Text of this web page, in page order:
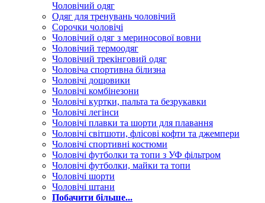
Чоловічий одяг
Одяг для тренувань чоловічий
Сорочки чоловічі
Чоловічий одяг з мериносової вовни
Чоловічий термоодяг
Чоловічий трекінговий одяг
Чоловіча спортивна білизна
Чоловічі дощовики
Чоловічі комбінезони
Чоловічі куртки, пальта та безрукавки
Чоловічі легінси
Чоловічі плавки та шорти для плавання
Чоловічі світшоти, флісові кофти та джемпери
Чоловічі спортивні костюми
Чоловічі футболки та топи з УФ фільтром
Чоловічі футболки, майки та топи
Чоловічі шорти
Чоловічі штани
Побачити більше...